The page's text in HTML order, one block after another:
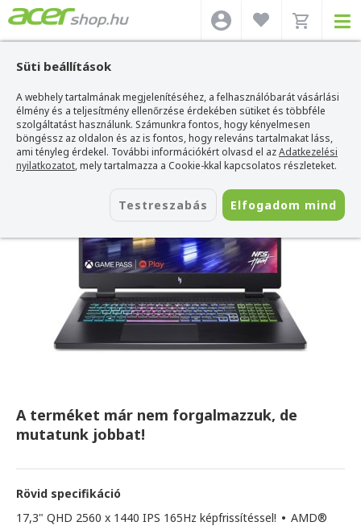
Süti beállítások
A webhely tartalmának megjelenítéséhez, a felhasználóbarát vásárlási
élmény és a teljesítmény ellenőrzése érdekében sütiket és többféle
szolgáltatást használunk. Számunkra fontos, hogy kényelmesen
böngéssz az oldalon és az is fontos, hogy releváns tartalmakat láss,
ami tényleg érdekel. További információkért olvasd el azAdatkezelési
nyilatkozatot, mely tartalmazza a Cookie-kkal kapcsolatos részleteket.
Testreszabás Elfogadom mind
Acer webshop>Acer laptop>Nitro 5>Acer Nitro 17 - AN17-41-R7T8
Acer Nitro 17 - AN17-41-R7T8
Azonosító: NH.QL2EU.008_MEM32
A terméket már nem forgalmazzuk, de
mutatunk jobbat!
Rövid specifikáció
17,3" QHD 2560 x 1440 IPS 165Hz képfrissítéssel! • AMD®